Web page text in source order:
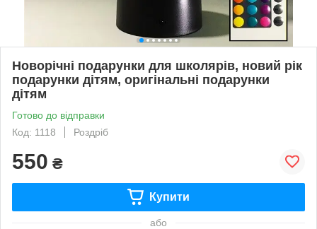
Новорічні подарунки для школярів, новий рік
подарунки дітям, оригінальні подарунки
дітям
Готово до відправки
Код: 1118
Роздріб
550 ₴
Купити
або